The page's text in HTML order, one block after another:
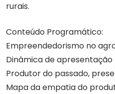
rurais.
Conteúdo Programático:
Empreendedorismo no
Dinâmica de apresentação
Produtor do passado,
Mapa da empatia do